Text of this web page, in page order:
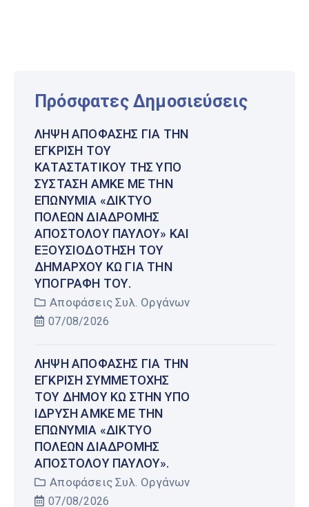
Πρόσφατες Δημοσιεύσεις
ΛΉΨΗ ΑΠΌΦΑΣΗΣ ΓΙΑ ΤΗΝ
ΈΓΚΡΙΣΗ ΤΟΥ
ΚΑΤΑΣΤΑΤΙΚΟΎ ΤΗΣ ΥΠΌ
ΣΎΣΤΑΣΗ ΑΜΚΕ ΜΕ ΤΗΝ
ΕΠΩΝΥΜΊΑ «ΔΊΚΤΥΟ
ΠΌΛΕΩΝ ΔΙΑΔΡΟΜΉΣ
ΑΠΟΣΤΌΛΟΥ ΠΑΎΛΟΥ» ΚΑΙ
ΕΞΟΥΣΙΟΔΌΤΗΣΗ ΤΟΥ
ΔΗΜΆΡΧΟΥ ΚΩ ΓΙΑ ΤΗΝ
ΥΠΟΓΡΑΦΉ ΤΟΥ.
Αποφάσεις Συλ. Οργάνων
07/08/2026
ΛΉΨΗ ΑΠΌΦΑΣΗΣ ΓΙΑ ΤΗΝ
ΈΓΚΡΙΣΗ ΣΥΜΜΕΤΟΧΉΣ
ΤΟΥ ΔΉΜΟΥ ΚΩ ΣΤΗΝ ΥΠΌ
ΊΔΡΥΣΗ ΑΜΚΕ ΜΕ ΤΗΝ
ΕΠΩΝΥΜΊΑ «ΔΊΚΤΥΟ
ΠΌΛΕΩΝ ΔΙΑΔΡΟΜΉΣ
ΑΠΟΣΤΌΛΟΥ ΠΑΎΛΟΥ».
Αποφάσεις Συλ. Οργάνων
07/08/2026